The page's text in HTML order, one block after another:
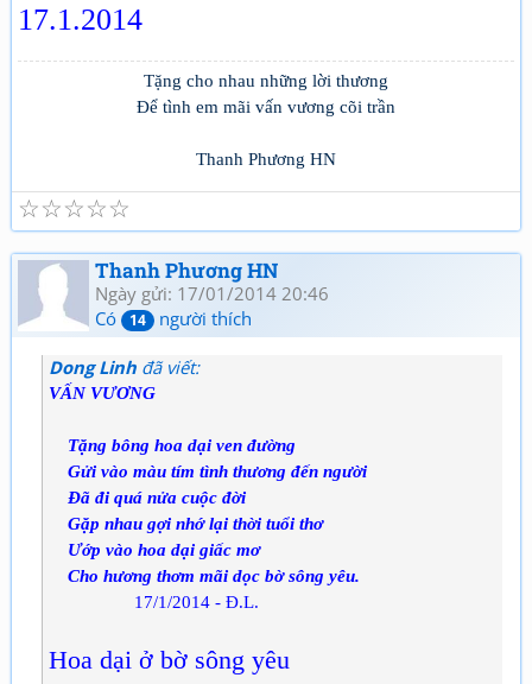
17.1.2014
Tặng cho nhau những lời thương
Để tình em mãi vấn vương cõi trần
Thanh Phương HN
☆
☆
☆
☆
☆
Thanh Phương HN
Ngày gửi: 17/01/2014 20:46
Có
14 người thích
Dong Linh đã viết:
VẤN VƯƠNG
Tặng bông hoa dại ven đường
Gửi vào màu tím tình thương đến người
Đã đi quá nửa cuộc đời
Gặp nhau gợi nhớ lại thời tuổi thơ
Ướp vào hoa dại giấc mơ
Cho hương thơm mãi dọc bờ sông yêu.
17/1/2014 - Đ.L.
Hoa dại ở bờ sông yêu